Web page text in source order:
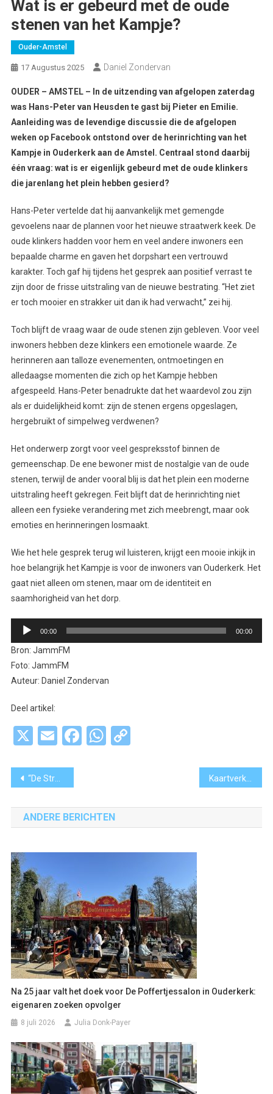
Wat is er gebeurd met de oude
stenen van het Kampje?
Ouder-Amstel
17 Augustus 2025 Daniel Zondervan
OUDER – AMSTEL – In de uitzending van afgelopen zaterdag
was Hans-Peter van Heusden te gast bij Pieter en Emilie.
Aanleiding was de levendige discussie die de afgelopen
weken op Facebook ontstond over de herinrichting van het
Kampje in Ouderkerk aan de Amstel. Centraal stond daarbij
één vraag: wat is er eigenlijk gebeurd met de oude klinkers
die jarenlang het plein hebben gesierd?
Hans-Peter vertelde dat hij aanvankelijk met gemengde
gevoelens naar de plannen voor het nieuwe straatwerk keek. De
oude klinkers hadden voor hem en veel andere inwoners een
bepaalde charme en gaven het dorpshart een vertrouwd
karakter. Toch gaf hij tijdens het gesprek aan positief verrast te
zijn door de frisse uitstraling van de nieuwe bestrating. “Het ziet
er toch mooier en strakker uit dan ik had verwacht,” zei hij.
Toch blijft de vraag waar de oude stenen zijn gebleven. Voor veel
inwoners hebben deze klinkers een emotionele waarde. Ze
herinneren aan talloze evenementen, ontmoetingen en
alledaagse momenten die zich op het Kampje hebben
afgespeeld. Hans-Peter benadrukte dat het waardevol zou zijn
als er duidelijkheid komt: zijn de stenen ergens opgeslagen,
hergebruikt of simpelweg verdwenen?
Het onderwerp zorgt voor veel gespreksstof binnen de
gemeenschap. De ene bewoner mist de nostalgie van de oude
stenen, terwijl de ander vooral blij is dat het plein een moderne
uitstraling heeft gekregen. Feit blijft dat de herinrichting niet
alleen een fysieke verandering met zich meebrengt, maar ook
emoties en herinneringen losmaakt.
Wie het hele gesprek terug wil luisteren, krijgt een mooie inkijk in
hoe belangrijk het Kampje is voor de inwoners van Ouderkerk. Het
gaat niet alleen om stenen, maar om de identiteit en
saamhorigheid van het dorp.
Audiospeler
00:00 00:00
Bron: JammFM
Foto: JammFM
Auteur: Daniel Zondervan
Deel artikel:
X EmailFacebook
WhatsApp
Copy
Bericht
navigatie
“De Streek bruist: Nieuw-Vennep maakt zich op voor Feestweek 2025” Kaartverkoop ‘Nostalgisch Filmfestival’ gestart
ANDERE BERICHTEN
Na 25 jaar valt het doek voor De Poffertjessalon in Ouderkerk:
eigenaren zoeken opvolger
8 juli 2026 Julia Donk-Payer